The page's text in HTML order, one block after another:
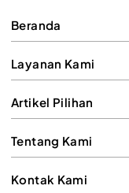
Beranda
Layanan Kami
Artikel Pilihan
Tentang Kami
Kontak Kami